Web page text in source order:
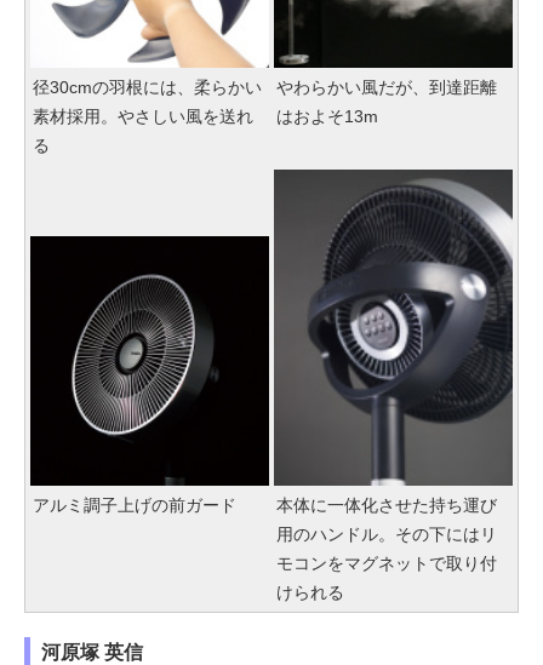
径30cmの羽根には、柔らかい
素材採用。やさしい風を送れ
る
やわらかい風だが、到達距離
はおよそ13m
アルミ調子上げの前ガード
本体に一体化させた持ち運び
用のハンドル。その下にはリ
モコンをマグネットで取り付
けられる
河原塚 英信